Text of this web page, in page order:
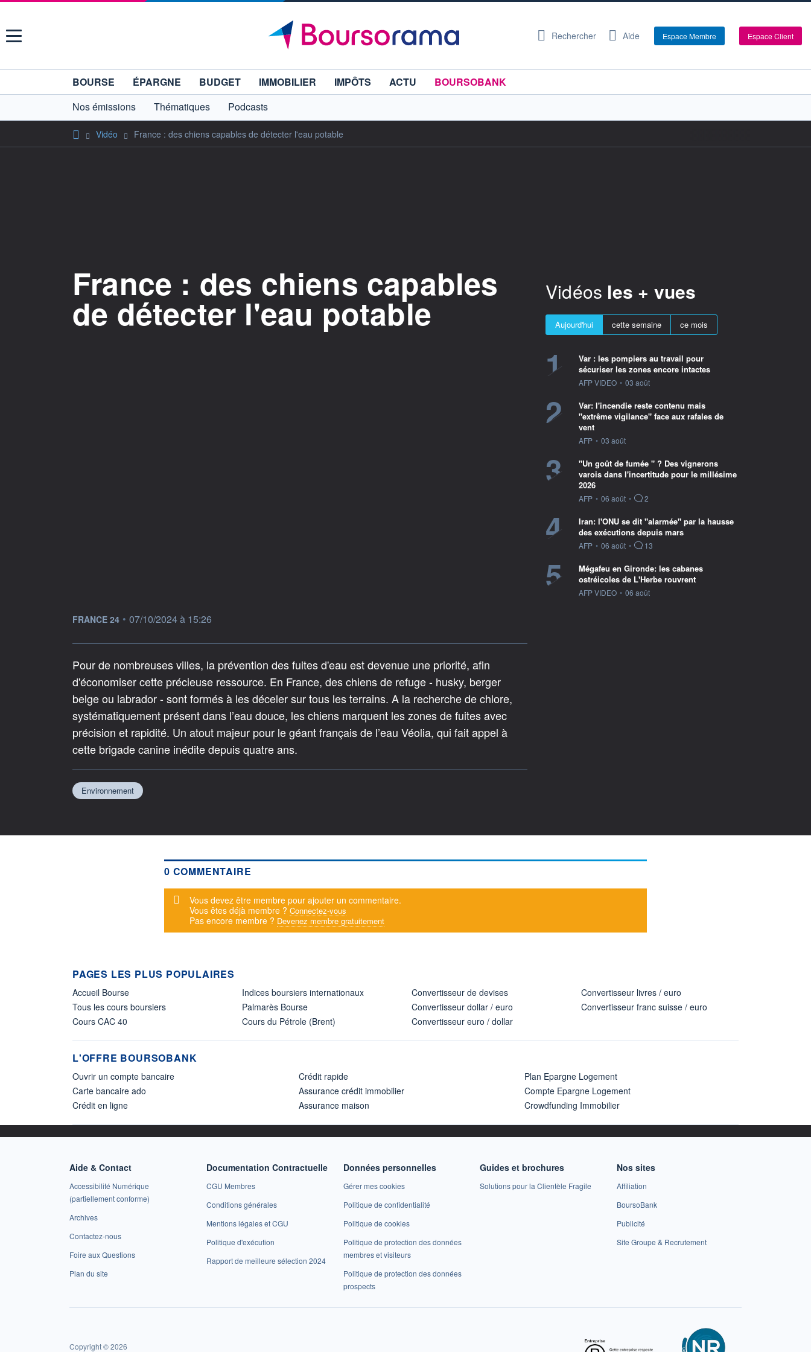
Menu Rechercher Aide Espace Membre Espace Client
BOURSE ÉPARGNE BUDGET IMMOBILIER IMPÔTS ACTU
BOURSOBANK
Nos émissions
Thématiques Podcasts
Vidéo France : des chiens capables de détecter l'eau potable
France : des chiens capables
de détecter l'eau potable
information fournie par
FRANCE 24 • 07/10/2024 à 15:26
Pour de nombreuses villes, la prévention des fuites d'eau est devenue une priorité, afin
d'économiser cette précieuse ressource. En France, des chiens de refuge - husky, berger
belge ou labrador - sont formés à les déceler sur tous les terrains. A la recherche de chlore,
systématiquement présent dans l’eau douce, les chiens marquent les zones de fuites avec
précision et rapidité. Un atout majeur pour le géant français de l’eau Véolia, qui fait appel à
cette brigade canine inédite depuis quatre ans.
Environnement
Vidéos les + vues
Aujourd'hui cette semaine ce mois
1
Var : les pompiers au travail pour
sécuriser les zones encore intactes
information fournie par
AFP VIDEO • 03 août
2
Var: l'incendie reste contenu mais
"extrême vigilance" face aux rafales de
vent
information fournie par
AFP • 03 août
3
"Un goût de fumée " ? Des vignerons
varois dans l'incertitude pour le millésime
2026
information fournie par
AFP • 06 août • 2
4
Iran: l'ONU se dit "alarmée" par la hausse
des exécutions depuis mars
information fournie par
AFP • 06 août • 13
5
Mégafeu en Gironde: les cabanes
ostréicoles de L'Herbe rouvrent
information fournie par
AFP VIDEO • 06 août
0 COMMENTAIRE
Message d'alerte
Vous devez être membre pour ajouter un commentaire.
Vous êtes déjà membre ? Connectez-vous
Pas encore membre ? Devenez membre gratuitement
PAGES LES PLUS POPULAIRES
Accueil Bourse
Tous les cours boursiers
Cours CAC 40
Indices boursiers internationaux
Palmarès Bourse
Cours du Pétrole (Brent)
Convertisseur de devises
Convertisseur dollar / euro
Convertisseur euro / dollar
Convertisseur livres / euro
Convertisseur franc suisse / euro
L'OFFRE BOURSOBANK
Ouvrir un compte bancaire
Carte bancaire ado
Crédit en ligne
Crédit rapide
Assurance crédit immobilier
Assurance maison
Plan Epargne Logement
Compte Epargne Logement
Crowdfunding Immobilier
Aide & Contact
Accessibilité Numérique
(partiellement conforme)
Archives
Contactez-nous
Foire aux Questions
Plan du site
Documentation Contractuelle
CGU Membres
Conditions générales
Mentions légales et CGU
Politique d'exécution
Rapport de meilleure sélection 2024
Données personnelles
Gérer mes cookies
Politique de confidentialité
Politique de cookies
Politique de protection des données
membres et visiteurs
Politique de protection des données
prospects
Guides et brochures
Solutions pour la Clientèle Fragile
Nos sites
Affiliation
BoursoBank
Publicité
Site Groupe & Recrutement
Copyright © 2026